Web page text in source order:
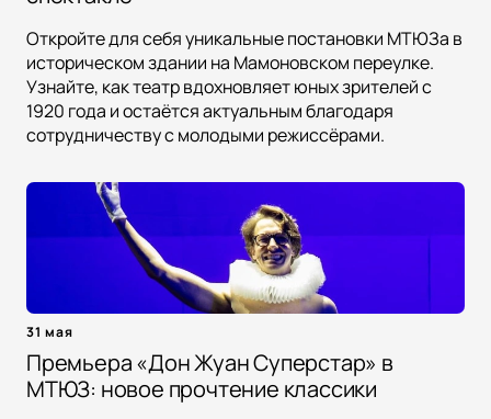
Откройте для себя уникальные постановки МТЮЗа в
историческом здании на Мамоновском переулке.
Узнайте, как театр вдохновляет юных зрителей с
1920 года и остаётся актуальным благодаря
сотрудничеству с молодыми режиссёрами.
31 мая
Премьера «Дон Жуан Суперстар» в
МТЮЗ: новое прочтение классики